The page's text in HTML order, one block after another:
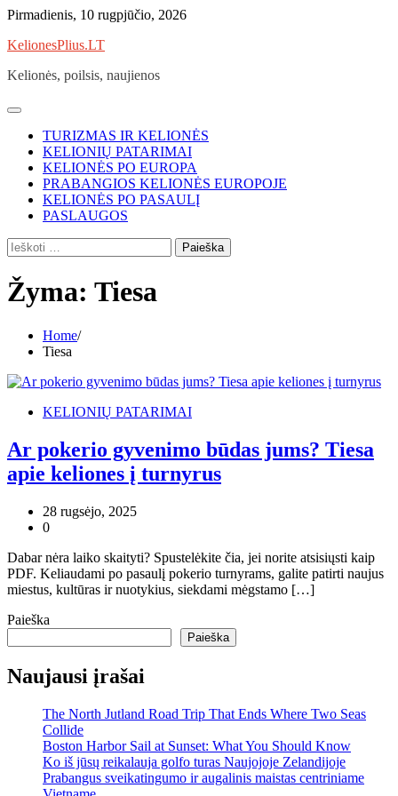
Skip
content
Pirmadienis, 10 rugpjūčio, 2026
KelionesPlius.LT
Kelionės, poilsis, naujienos
TURIZMAS IR KELIONĖS
KELIONIŲ PATARIMAI
KELIONĖS PO EUROPA
PRABANGIOS KELIONĖS EUROPOJE
KELIONĖS PO PASAULĮ
PASLAUGOS
Ieškoti:
Žyma: Tiesa
Home
Tiesa
KELIONIŲ PATARIMAI
Ar pokerio gyvenimo būdas jums? Tiesa
apie keliones į turnyrus
28 rugsėjo, 2025
0
Dabar nėra laiko skaityti? Spustelėkite čia, jei norite atsisiųsti kaip
PDF. Keliaudami po pasaulį pokerio turnyrams, galite patirti naujus
miestus, kultūras ir nuotykius, siekdami mėgstamo […]
Paieška
Paieška
Naujausi įrašai
The North Jutland Road Trip That Ends Where Two Seas
Collide
Boston Harbor Sail at Sunset: What You Should Know
Ko iš jūsų reikalauja golfo turas Naujojoje Zelandijoje
Prabangus sveikatingumo ir augalinis maistas centriniame